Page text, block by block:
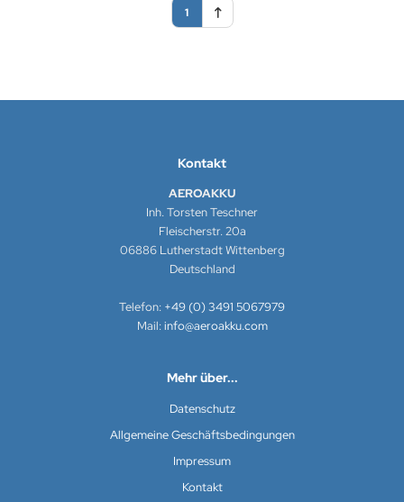
1
Kontakt
AEROAKKU
Inh. Torsten Teschner
Fleischerstr. 20a
06886 Lutherstadt Wittenberg
Deutschland
Telefon: +49 (0) 3491 5067979
Mail:info@aeroakku.com
Mehr über...
Datenschutz
Allgemeine Geschäftsbedingungen
Impressum
Kontakt